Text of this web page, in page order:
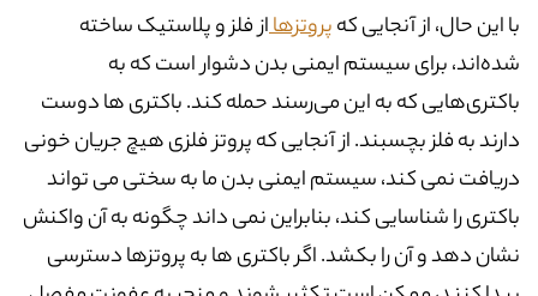
با این حال، از آنجایی کهپروتزهااز فلز و پلاستیک ساخته
شده‌اند، برای سیستم ایمنی بدن دشوار است که به
باکتری‌هایی که به این می‌رسند حمله کند. باکتری ها دوست
دارند به فلز بچسبند. از آنجایی که پروتز فلزی هیچ جریان خونی
دریافت نمی کند، سیستم ایمنی بدن ما به سختی می تواند
باکتری را شناسایی کند، بنابراین نمی داند چگونه به آن واکنش
نشان دهد و آن را بکشد. اگر باکتری ها به پروتزها دسترسی